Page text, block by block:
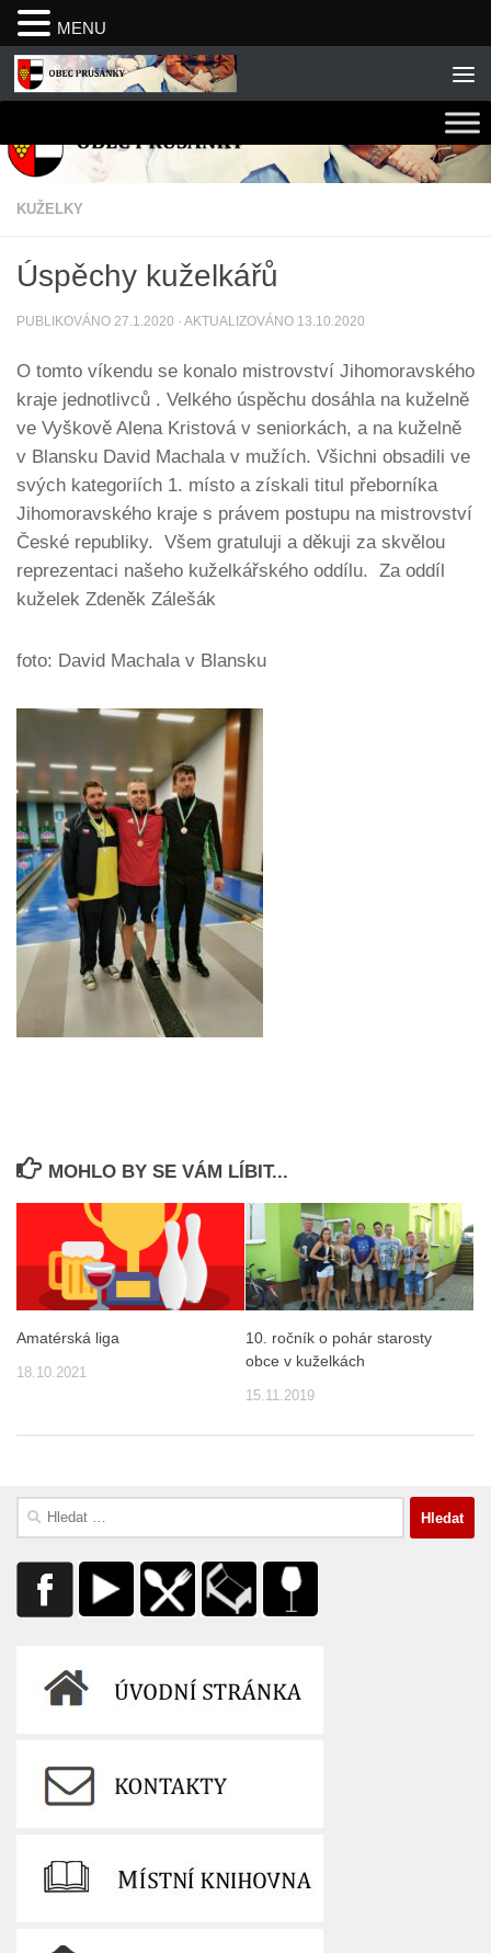
Skip to content
KUŽELKY
Úspěchy kuželkářů
PUBLIKOVÁNO 27.1.2020 · AKTUALIZOVÁNO 13.10.2020
O tomto víkendu se konalo mistrovství Jihomoravského
kraje jednotlivců . Velkého úspěchu dosáhla na kuželně
ve Vyškově Alena Kristová v seniorkách, a na kuželně
v Blansku David Machala v mužích. Všichni obsadili ve
svých kategoriích 1. místo a získali titul přeborníka
Jihomoravského kraje s právem postupu na mistrovství
České republiky. Všem gratuluji a děkuji za skvělou
reprezentaci našeho kuželkářského oddílu. Za oddíl
kuželek Zdeněk Zálešák
foto: David Machala v Blansku
MOHLO BY SE VÁM LÍBIT...
Amatérská liga
18.10.2021
10. ročník o pohár starosty
obce v kuželkách
15.11.2019
Vyhledávání
MENU